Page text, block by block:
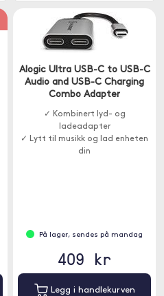
Alogic Ultra USB-C to USB-C
Audio and USB-C Charging
Combo Adapter
✓ Kombinert lyd- og
ladeadapter
✓ Lytt til musikk og lad enheten
din
På lager, sendes på mandag
409 kr
Legg i handlekurven